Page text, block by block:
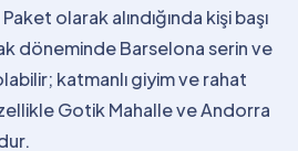
olarak alındığında kişi başı
döneminde Barselona serin ve
katmanlı giyim ve rahat
Gotik Mahalle ve Andorra